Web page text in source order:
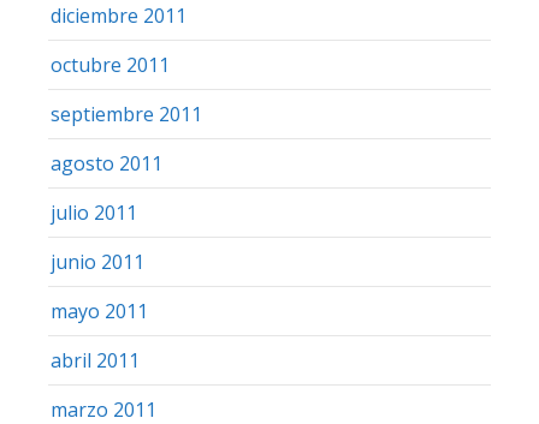
diciembre 2011
octubre 2011
septiembre 2011
agosto 2011
julio 2011
junio 2011
mayo 2011
abril 2011
marzo 2011